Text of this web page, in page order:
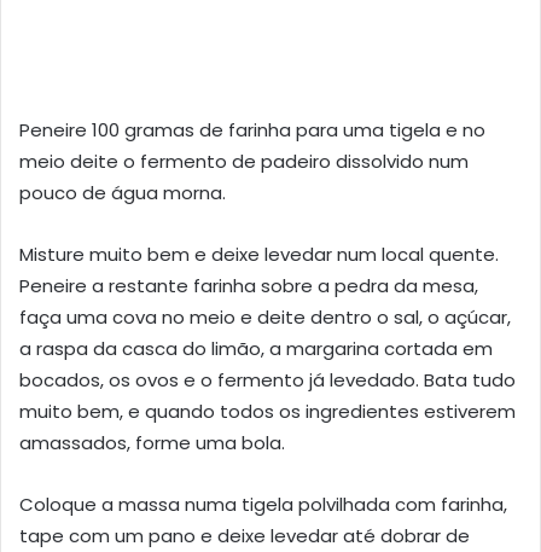
Peneire 100 gramas de farinha para uma tigela e no
meio deite o fermento de padeiro dissolvido num
pouco de água morna.
Misture muito bem e deixe levedar num local quente.
Peneire a restante farinha sobre a pedra da mesa,
faça uma cova no meio e deite dentro o sal, o açúcar,
a raspa da casca do limão, a margarina cortada em
bocados, os ovos e o fermento já levedado. Bata tudo
muito bem, e quando todos os ingredientes estiverem
amassados, forme uma bola.
Coloque a massa numa tigela polvilhada com farinha,
tape com um pano e deixe levedar até dobrar de